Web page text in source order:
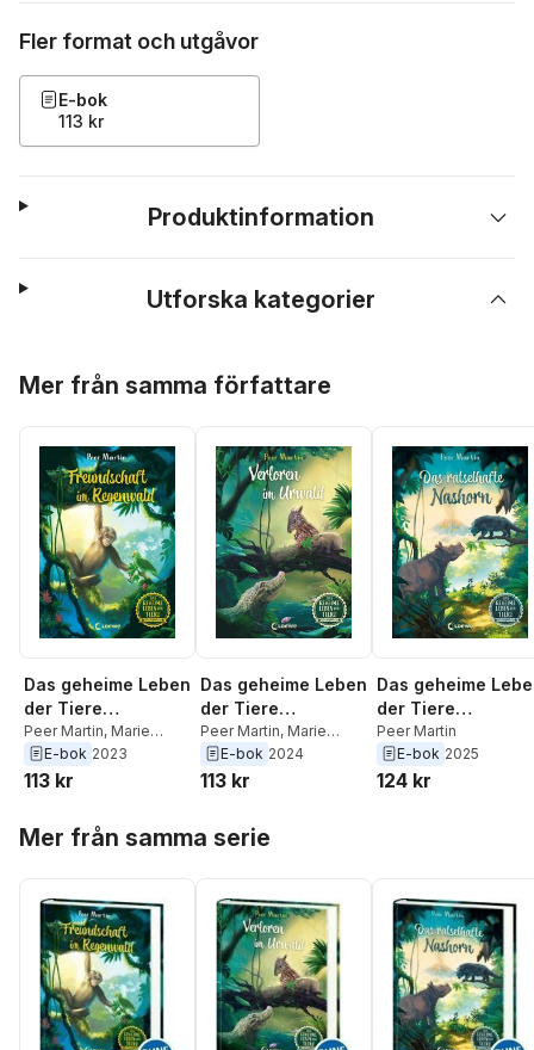
Fler format och utgåvor
E-bok
113 kr
Produktinformation
Utforska kategorier
Mer från samma författare
Das geheime Leben
der Tiere
(Dschungel) -
Freundschaft im
Regenwald
Peer Martin, Marie
Beschorner
E-bok 2023
113 kr
Das geheime Leben
der Tiere
(Dschungel) -
Verloren im Urwald
Peer Martin, Marie
Beschorner
E-bok 2024
113 kr
Das geheime
der Tiere
(Dschungel) - Das
rätselhafte
Nashorn
Peer Martin
E-bok 2025
124 kr
Mer från samma serie